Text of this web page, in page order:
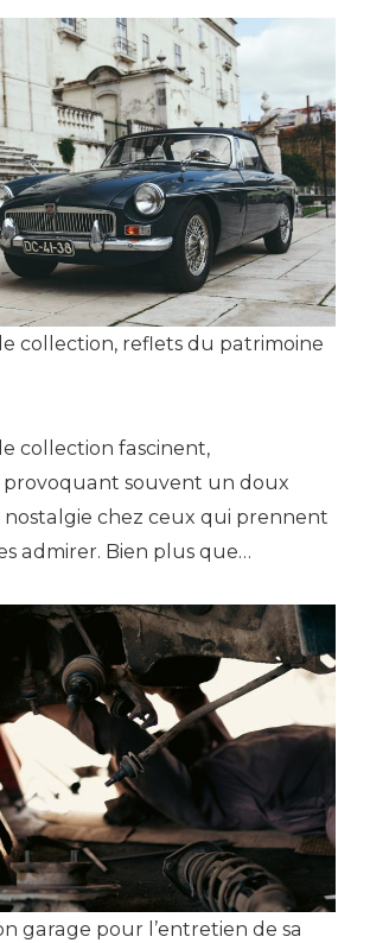
collection, reflets du patrimoine
collection fascinent,
souvent un doux
chez ceux qui prennent
admirer. Bien plus que…
garage pour l’entretien de sa